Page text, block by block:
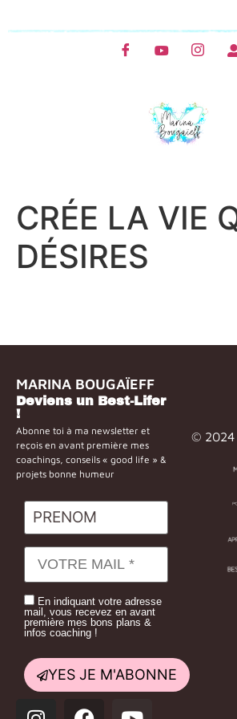
CRÉE LA VIE
DÉSIRES
MARINA BOUGAÏEFF
Deviens un Best-Lifer
!
Abonne toi à ma newsletter et
reçois en avant première mes
coachings, conseils « good life » &
projets bonne humeur
En indiquant votre adresse
mail, vous recevez en avant
première mes bons plans &
infos coaching !
YES JE M'ABONNE
© 2024